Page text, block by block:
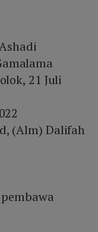
21 Juli
(Alm) Dalifah